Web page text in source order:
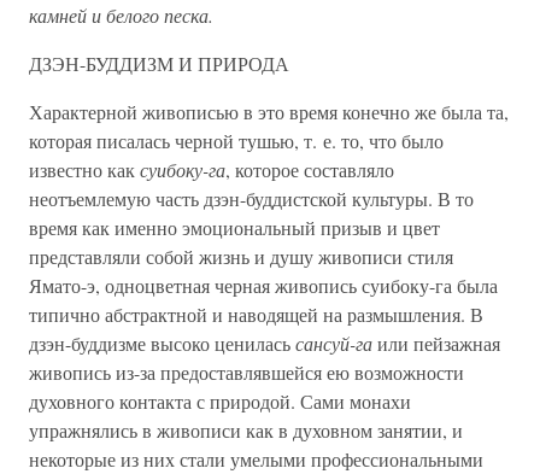
камней и белого песка.
ДЗЭН-БУДДИЗМ И ПРИРОДА
Характерной живописью в это время конечно же была та,
которая писалась черной тушью, т. е. то, что было
известно каксуибоку-га, которое составляло
неотъемлемую часть дзэн-буддистской культуры. В то
время как именно эмоциональный призыв и цвет
представляли собой жизнь и душу живописи стиля
Ямато-э, одноцветная черная живопись суибоку-га была
типично абстрактной и наводящей на размышления. В
дзэн-буддизме высоко цениласьсансуй-гаили пейзажная
живопись из-за предоставлявшейся ею возможности
духовного контакта с природой. Сами монахи
упражнялись в живописи как в духовном занятии, и
некоторые из них стали умелыми профессиональными